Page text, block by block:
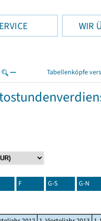
WIR
Tabellenköpfe
F G-S G-N